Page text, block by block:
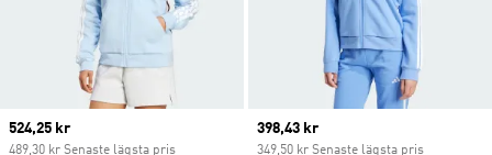
Current price
524,25 kr
489,30 kr Senaste lägsta pris
Current price
398,43 kr
349,50 kr Senaste lägsta pris